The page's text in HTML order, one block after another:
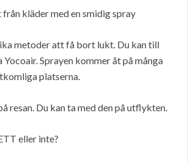
kläder med en smidig spray
metoder att få bort lukt. Du kan till
Yocoair. Sprayen kommer åt på många
platserna.
resan. Du kan ta med den på utflykten.
eller inte?